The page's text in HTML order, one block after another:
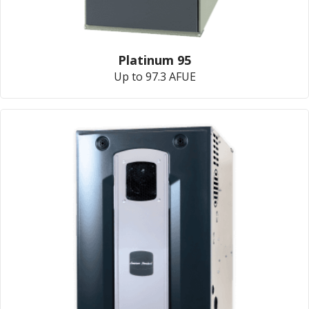
Platinum 95
Up to 97.3 AFUE